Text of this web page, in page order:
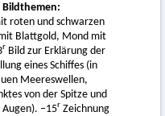
roten und schwarzen
Blattgold, Mond mit
r Bild zur Erklärung der
eines Schiffes (in
Meereswellen,
von der Spitze und
Augen). –15r Zeichnung